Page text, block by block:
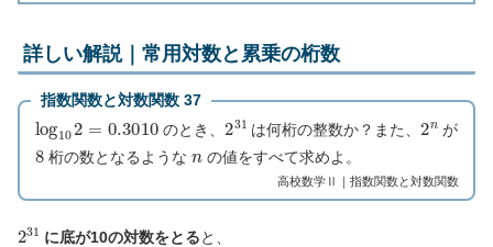
詳しい解説｜常用対数と累乗の桁数
指数関数と対数関数 37
log 102 0.3010 のとき、 231は何桁の整数か？また、 2nが
8桁の数となるような の値をすべて求めよ。
高校数学Ⅱ｜指数関数と対数関数
231 に底が10の対数をとると、